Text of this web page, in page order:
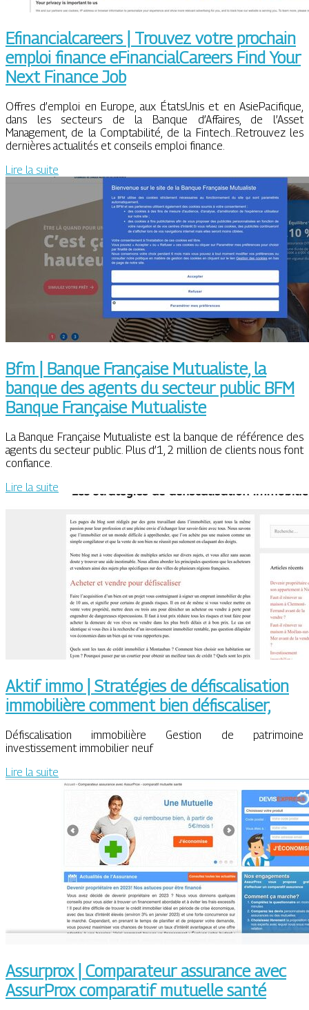
Efinan­cial­ca­reers | Trouvez votre prochain
emploi finance eFinan­cialCa­reers Find Your
Next Finance Job
Offres d’emploi en Europe, aux ÉtatsUnis et en AsiePacifique,
dans les secteurs de la Banque d’Affaires, de l’Asset
Management, de la Comptabilité, de la Fintech…Retrouvez les
dernières actualités et conseils emploi finance.
Lire la suite
Bfm | Banque Française Mutualiste, la
banque des agents du secteur public BFM
Banque Française Mutualiste
La Banque Française Mutualiste est la banque de référence des
agents du secteur public. Plus d’1, 2 million de clients nous font
confiance.
Lire la suite
Aktif immo | Stratégies de défis­calisa­tion
immobilière comment bien défis­cali­ser,
Défiscalisation immobilière Gestion de patrimoine
investissement immobilier neuf
Lire la suite
Assurprox | Comparateur assurance avec
AssurProx comparatif mutuelle santé